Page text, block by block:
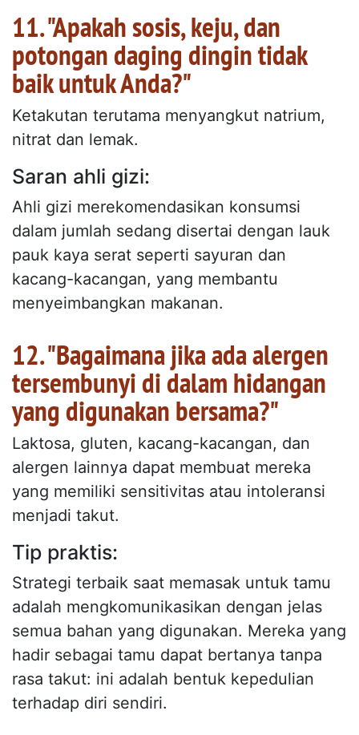
11. "Apakah sosis, keju, dan
potongan daging dingin tidak
baik untuk Anda?"
Ketakutan terutama menyangkut natrium,
nitrat dan lemak.
Saran ahli gizi:
Ahli gizi merekomendasikan konsumsi
dalam jumlah sedang disertai dengan lauk
pauk kaya serat seperti sayuran dan
kacang-kacangan, yang membantu
menyeimbangkan makanan.
12. "Bagaimana jika ada alergen
tersembunyi di dalam hidangan
yang digunakan bersama?"
Laktosa, gluten, kacang-kacangan, dan
alergen lainnya dapat membuat mereka
yang memiliki sensitivitas atau intoleransi
menjadi takut.
Tip praktis:
Strategi terbaik saat memasak untuk tamu
adalah mengkomunikasikan dengan jelas
semua bahan yang digunakan. Mereka yang
hadir sebagai tamu dapat bertanya tanpa
rasa takut: ini adalah bentuk kepedulian
terhadap diri sendiri.